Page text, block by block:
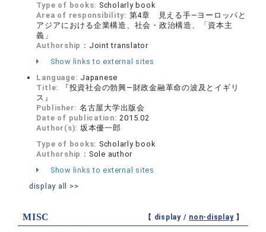
Type of books: Scholarly book
Area of responsibility: 第4章 見える手―ヨーロッパと
アジアにおける企業構造、社会・政治構造、「資本主
義」
Authorship： Joint translator
Show links to external sites
Language: Japanese
Title:
『投資社会の勃興―財政金融革命の波及とイギリ
ス』
Publisher: 名古屋大学出版会
Date of publication:2015.02
Author(s): 坂本優一郎
Type of books: Scholarly book
Authorship： Sole author
Show links to external sites
display all >>
MISC 【 display / non-display】